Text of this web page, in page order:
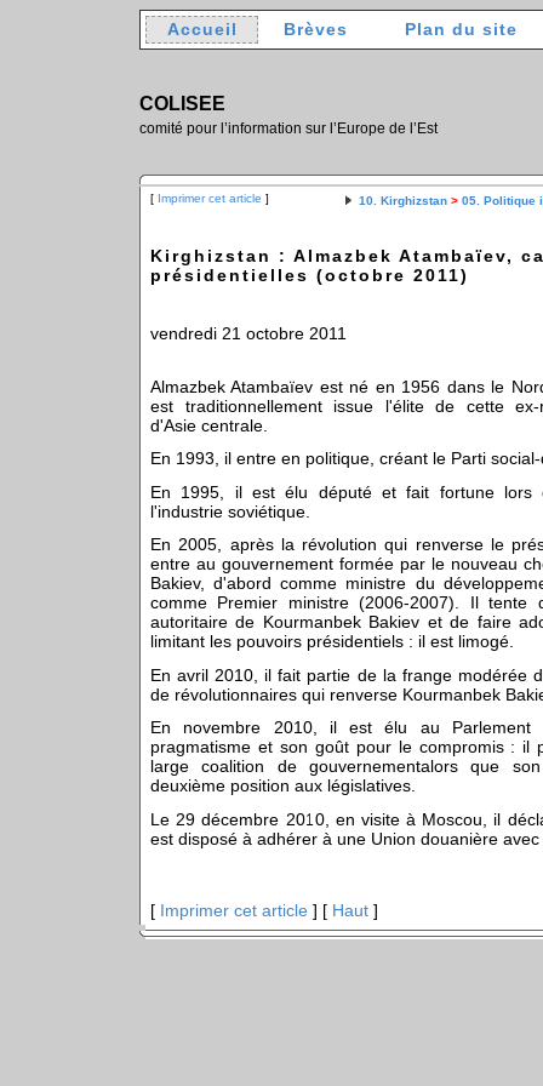
Accueil Brèves Plan du site
COLISEE
comité pour l’information sur l’Europe de l’Est
[ Imprimer cet article ] 10. Kirghizstan > 05. Politique
Kirghizstan : Almazbek Atambaïev,
présidentielles (octobre 2011)
vendredi 21 octobre 2011
Almazbek Atambaïev est né en 1956 dans le
est traditionnellement issue l'élite de cette ex-
d'Asie centrale.
En 1993, il entre en politique, créant le Parti
En 1995, il est élu député et fait fortune lors
l'industrie soviétique.
En 2005, après la révolution qui renverse le
entre au gouvernement formée par le nouveau
Bakiev, d'abord comme ministre du
comme Premier ministre (2006-2007). Il tente
autoritaire de Kourmanbek Bakiev et de faire
limitant les pouvoirs présidentiels : il est limogé.
En avril 2010, il fait partie de la frange modérée
de révolutionnaires qui renverse Kourmanbek
En novembre 2010, il est élu au Parlement
pragmatisme et son goût pour le compromis : il
large coalition de gouvernementalors que
deuxième position aux législatives.
Le 29 décembre 2010, en visite à Moscou, il
est disposé à adhérer à une Union douanière
[ Imprimer cet article ] [ Haut ]